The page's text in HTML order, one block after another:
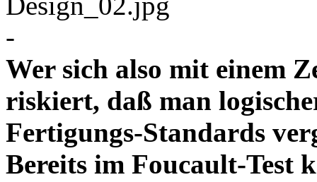
-
Wer sich also mit einem
riskiert, daß man
Fertigungs-Standards
Bereits im Foucault-Test